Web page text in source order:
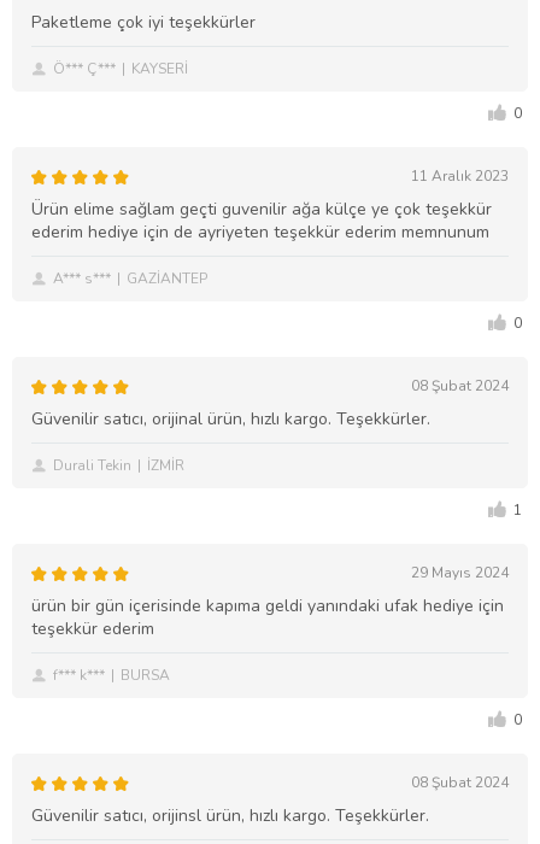
Paketleme çok iyi teşekkürler
Ö*** Ç*** KAYSERİ
0
11 Aralık 2023
Ürün elime sağlam geçti guvenilir ağa külçe ye çok teşekkür
ederim hediye için de ayriyeten teşekkür ederim memnunum
A*** s*** GAZİANTEP
0
08 Şubat 2024
Güvenilir satıcı, orijinal ürün, hızlı kargo. Teşekkürler.
Durali Tekin İZMİR
1
29 Mayıs 2024
ürün bir gün içerisinde kapıma geldi yanındaki ufak hediye için
teşekkür ederim
f*** k*** BURSA
0
08 Şubat 2024
Güvenilir satıcı, orijinsl ürün, hızlı kargo. Teşekkürler.